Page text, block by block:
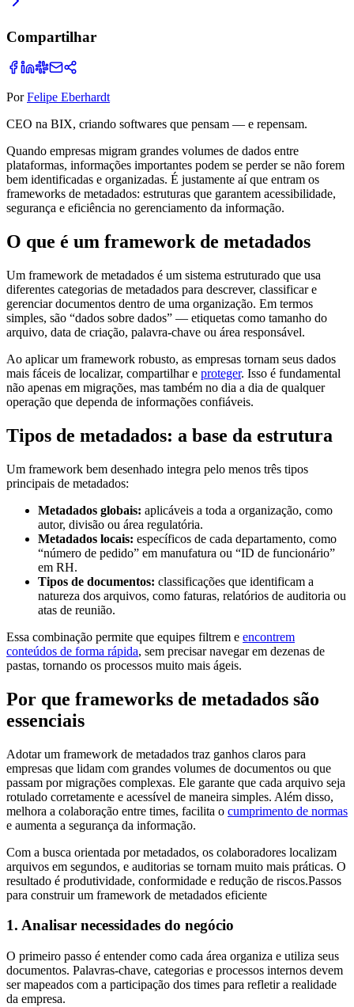
Compartilhar
PorFelipe Eberhardt
CEO na BIX, criando softwares que pensam — e repensam.
Quando empresas migram grandes volumes de dados entre
plataformas, informações importantes podem se perder se não forem
bem identificadas e organizadas. É justamente aí que entram os
frameworks de metadados: estruturas que garantem acessibilidade,
segurança e eficiência no gerenciamento da informação.
O que é um framework de metadados
Um framework de metadados é um sistema estruturado que usa
diferentes categorias de metadados para descrever, classificar e
gerenciar documentos dentro de uma organização. Em termos
simples, são “dados sobre dados” — etiquetas como tamanho do
arquivo, data de criação, palavra-chave ou área responsável.
Ao aplicar um framework robusto, as empresas tornam seus dados
mais fáceis de localizar, compartilhar e proteger. Isso é fundamental
não apenas em migrações, mas também no dia a dia de qualquer
operação que dependa de informações confiáveis.
Tipos de metadados: a base da estrutura
Um framework bem desenhado integra pelo menos três tipos
principais de metadados:
Metadados globais: aplicáveis a toda a organização, como
autor, divisão ou área regulatória.
Metadados locais: específicos de cada departamento, como
“número de pedido” em manufatura ou “ID de funcionário”
em RH.
Tipos de documentos: classificações que identificam a
natureza dos arquivos, como faturas, relatórios de auditoria ou
atas de reunião.
Essa combinação permite que equipes filtrem e encontrem
conteúdos de forma rápida, sem precisar navegar em dezenas de
pastas, tornando os processos muito mais ágeis.
Por que frameworks de metadados são
essenciais
Adotar um framework de metadados traz ganhos claros para
empresas que lidam com grandes volumes de documentos ou que
passam por migrações complexas. Ele garante que cada arquivo seja
rotulado corretamente e acessível de maneira simples. Além disso,
melhora a colaboração entre times, facilita o cumprimento de normas
e aumenta a segurança da informação.
Com a busca orientada por metadados, os colaboradores localizam
arquivos em segundos, e auditorias se tornam muito mais práticas. O
resultado é produtividade, conformidade e redução de riscos.Passos
para construir um framework de metadados eficiente
1. Analisar necessidades do negócio
O primeiro passo é entender como cada área organiza e utiliza seus
documentos. Palavras-chave, categorias e processos internos devem
ser mapeados com a participação dos times para refletir a realidade
da empresa.